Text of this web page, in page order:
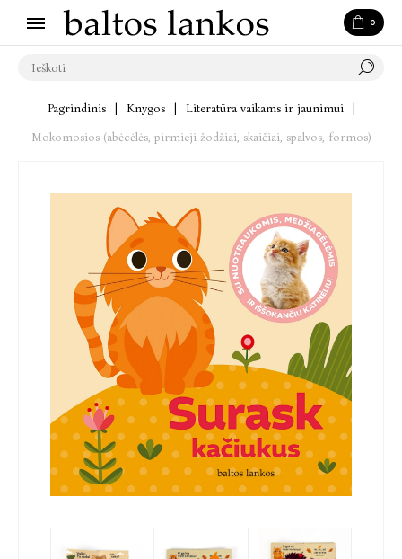
0
Pagrindinis Knygos Literatūra vaikams ir jaunimui
Mokomosios (abėcėlės, pirmieji žodžiai, skaičiai, spalvos, formos)